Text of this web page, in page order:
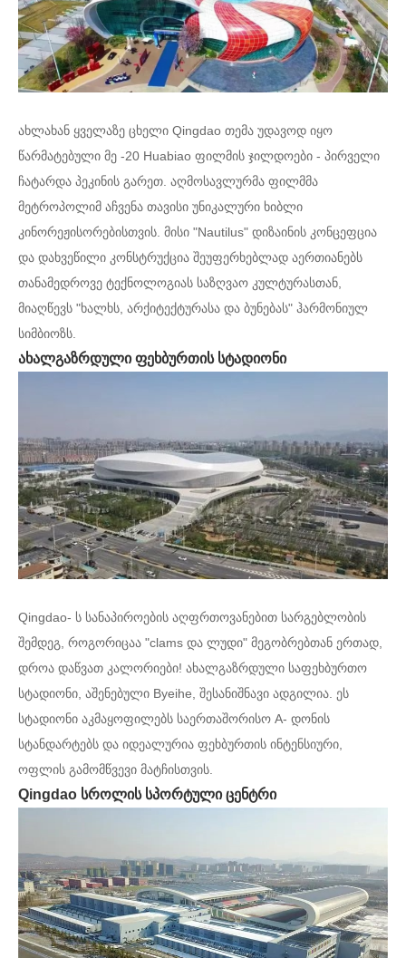
ახლახან ყველაზე ცხელი Qingdao თემა უდავოდ იყო
წარმატებული მე -20 Huabiao ფილმის ჯილდოები - პირველი
ჩატარდა პეკინის გარეთ. აღმოსავლურმა ფილმმა
მეტროპოლიმ აჩვენა თავისი უნიკალური ხიბლი
კინორეჟისორებისთვის. მისი "Nautilus" დიზაინის კონცეფცია
და დახვეწილი კონსტრუქცია შეუფერხებლად აერთიანებს
თანამედროვე ტექნოლოგიას საზღვაო კულტურასთან,
მიაღწევს "ხალხს, არქიტექტურასა და ბუნებას" ჰარმონიულ
სიმბიოზს.
ახალგაზრდული ფეხბურთის სტადიონი
Qingdao- ს სანაპიროების აღფრთოვანებით სარგებლობის
შემდეგ, როგორიცაა "clams და ლუდი" მეგობრებთან ერთად,
დროა დაწვათ კალორიები! ახალგაზრდული საფეხბურთო
სტადიონი, აშენებული Byeihe, შესანიშნავი ადგილია. ეს
სტადიონი აკმაყოფილებს საერთაშორისო A- დონის
სტანდარტებს და იდეალურია ფეხბურთის ინტენსიური,
ოფლის გამომწვევი მატჩისთვის.
Qingdao სროლის სპორტული ცენტრი